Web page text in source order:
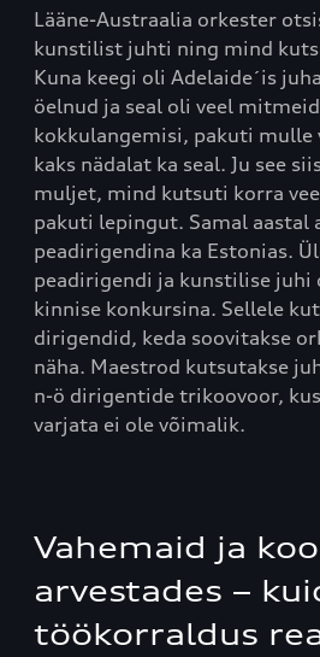
Lääne-Austraalia orkester
kunstilist juhti ning mind
Kuna keegi oli Adelaide´is
öelnud ja seal oli veel
kokkulangemisi, pakuti mulle
kaks nädalat ka seal. Ju see
muljet, mind kutsuti korra
pakuti lepingut. Samal aastal
peadirigendina ka Estonias.
peadirigendi ja kunstilise
kinnise konkursina. Sellele
dirigendid, keda soovitakse
näha. Maestrod kutsutakse
n-ö dirigentide trikoovoor,
varjata ei ole võimalik.
Vahemaid ja
arvestades –
töökorraldus